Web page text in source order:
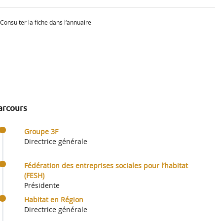
la fiche dans l‘annuaire
Groupe 3F
Directrice générale
Fédération des entreprises sociales pour l’habitat
(FESH)
Présidente
Habitat en Région
Directrice générale